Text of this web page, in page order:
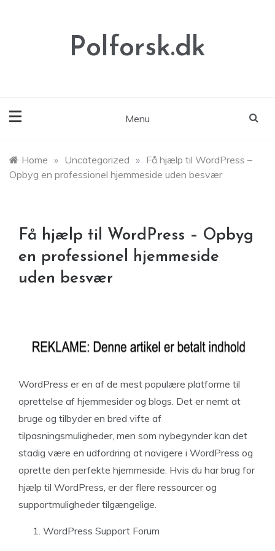
Polforsk.dk
Menu
Home » Uncategorized » Få hjælp til WordPress –
Opbyg en professionel hjemmeside uden besvær
Få hjælp til WordPress – Opbyg
en professionel hjemmeside
uden besvær
WordPress er en af de mest populære platforme til
oprettelse af hjemmesider og blogs. Det er nemt at
bruge og tilbyder en bred vifte af
tilpasningsmuligheder, men som nybegynder kan det
stadig være en udfordring at navigere i WordPress og
oprette den perfekte hjemmeside. Hvis du har brug for
hjælp til WordPress, er der flere ressourcer og
supportmuligheder tilgængelige.
WordPress Support Forum